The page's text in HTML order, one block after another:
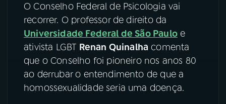
O Conselho Federal de Psicologia vai
recorrer. O professor de direito da
Universidade Federal de São Pauloe
ativista LGBT Renan Quinalha comenta
que o Conselho foi pioneiro nos anos 80
ao derrubar o entendimento de que a
homossexualidade seria uma doença.